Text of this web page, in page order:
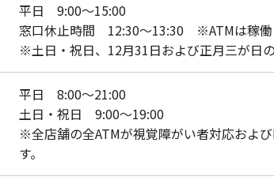
平日 9:00～15:00
窓口休止時間 12:30～13:30 ※ATMは稼働
※土日・祝日、12月31日および正月三が日
平日 8:00～21:00
土日・祝日 9:00～19:00
※全店舗の全ATMが視覚障がい者対応およ
す。